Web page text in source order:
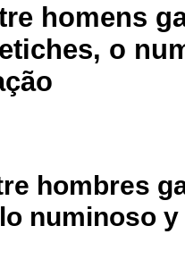
homens
o
hombres
numinoso